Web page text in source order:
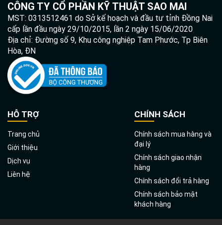
CÔNG TY CỔ PHẦN KỸ THUẬT SAO MAI
MST: 0313512461 do Sở kế hoạch và đầu tư tỉnh Đồng Nai
cấp lần đầu ngày 29/10/2015, lần 2 ngày 15/06/2020
Địa chỉ: Đường số 9, Khu công nghiệp Tam Phước, Tp Biên
Hòa, ĐN
HỖ TRỢ
Trang chủ
Giới thiệu
Dịch vụ
Liên hệ
CHÍNH SÁCH
Chính sách mua hàng và
đại lý
Chính sách giao nhận
hàng
Chính sách đổi trả hàng
Chính sách bảo mật
khách hàng